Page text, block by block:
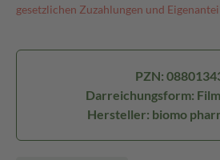
gesetzlichen Zuzahlungen und
PZN:
Darreichungsform:
Hersteller: biomo